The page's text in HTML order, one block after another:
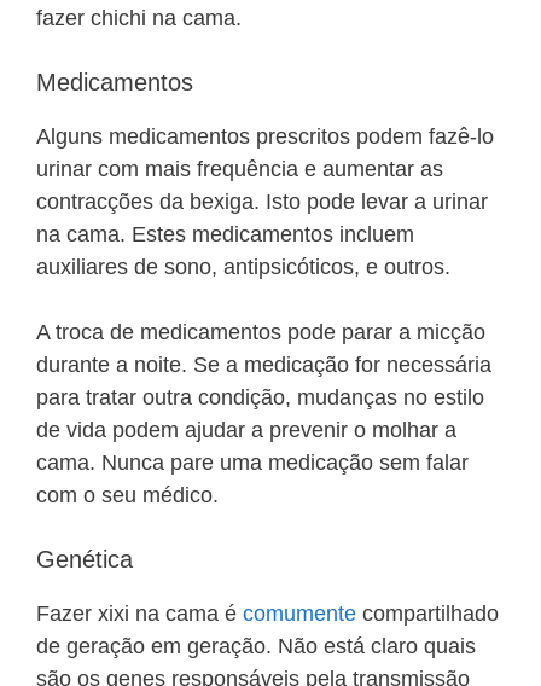
fazer chichi na cama.
Medicamentos
Alguns medicamentos prescritos podem fazê-lo
urinar com mais frequência e aumentar as
contracções da bexiga. Isto pode levar a urinar
na cama. Estes medicamentos incluem
auxiliares de sono, antipsicóticos, e outros.
A troca de medicamentos pode parar a micção
durante a noite. Se a medicação for necessária
para tratar outra condição, mudanças no estilo
de vida podem ajudar a prevenir o molhar a
cama. Nunca pare uma medicação sem falar
com o seu médico.
Genética
Fazer xixi na cama é comumente compartilhado
de geração em geração. Não está claro quais
são os genes responsáveis pela transmissão